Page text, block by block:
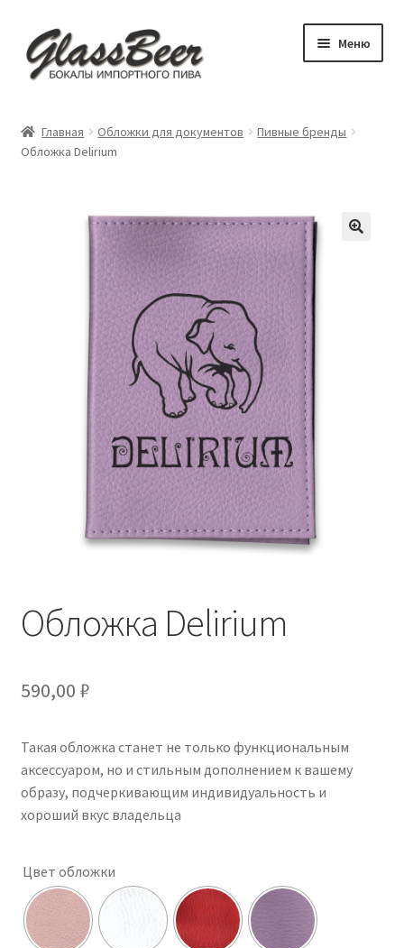
Перейти
к
навигации
Перейти
к
содержимому
Меню
Аксессуары
Бокал под заказ
Главная Обложки для документов
Пивные бренды
Обложка Delirium
Обложка Delirium
590,00 ₽
Такая обложка станет не только функциональным
аксессуаром, но и стильным дополнением к вашему
образу, подчеркивающим индивидуальность и
хороший вкус владельца
Цвет обложки